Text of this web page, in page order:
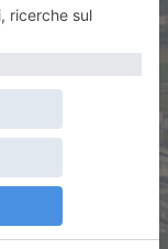
un